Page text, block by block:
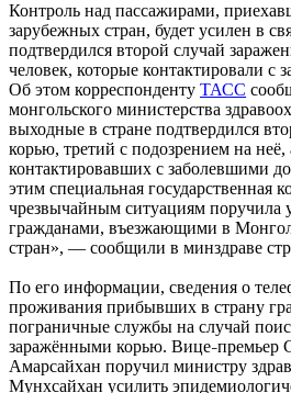
Контроль над пассажирами,
зарубежных стран, будет усилен в
подтвердился второй случай
человек, которые контактировали с
Об этом корреспонденту ТАСС
монгольского министерства
выходные в стране подтвердился
корью, третий с подозрением на неё,
контактировавших с заболевшими
этим специальная государственная
чрезвычайным ситуациям поручила
гражданами, въезжающими в
стран», — сообщили в минздраве
По его информации, сведения о
проживания прибывших в страну
пограничные службы на случай
заражёнными корью. Вице–премьер
Амарсайхан поручил министру
Мунхсайхан усилить